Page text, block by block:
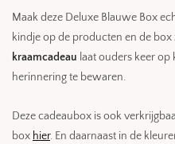
Maak deze Deluxe Blauwe Box
kindje op de producten en de box
kraamcadeau laat ouders keer op
herinnering te bewaren.
Deze cadeaubox is ook
box hier. En daarnaast in de